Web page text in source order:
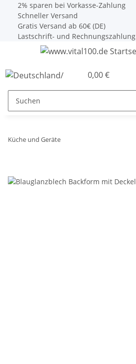
2% sparen bei Vorkasse-Zahlung
Schneller Versand
Gratis Versand ab 60€ (DE)
Lastschrift- und Rechnungszahlung
0,00 €
Küche und Geräte